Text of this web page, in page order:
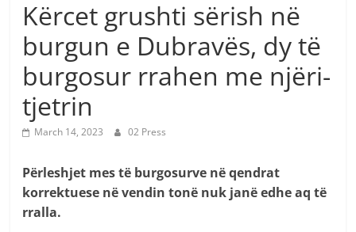
Kërcet grushti sërish në
burgun e Dubravës, dy të
burgosur rrahen me njëri-
tjetrin
March 14, 2023 02 Press
Përleshjet mes të burgosurve në qendrat
korrektuese në vendin tonë nuk janë edhe aq të
rralla.